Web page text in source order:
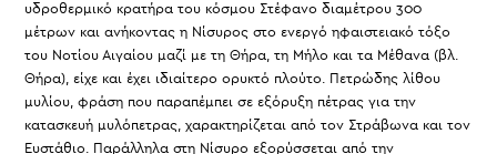
υδροθερμικό κρατήρα του κόσμου Στέφανο διαμέτρου 300
μέτρων και ανήκοντας η Νίσυρος στο ενεργό ηφαιστειακό τόξο
του Νοτίου Αιγαίου μαζί με τη Θήρα, τη Μήλο και τα Μέθανα (βλ.
Θήρα), είχε και έχει ιδιαίτερο ορυκτό πλούτο. Πετρώδης λίθου
μυλίου, φράση που παραπέμπει σε εξόρυξη πέτρας για την
κατασκευή μυλόπετρας, χαρακτηρίζεται από τον Στράβωνα και τον
Ευστάθιο. Παράλληλα στη Νίσυρο εξορύσσεται από την